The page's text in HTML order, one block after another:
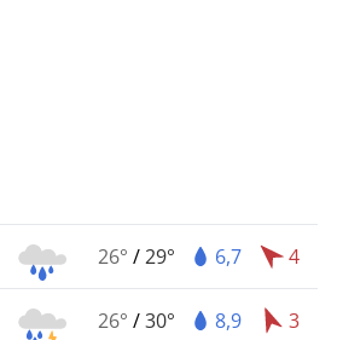
26° /29° 6,7 4
26° /30° 8,9 3